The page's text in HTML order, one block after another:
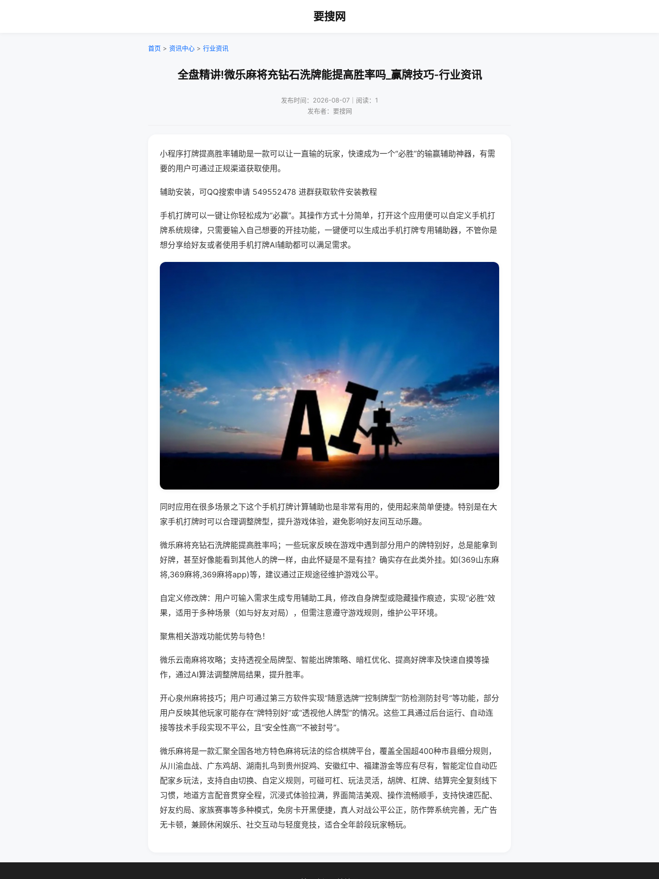
要搜网
首页 > 资讯中心 > 行业资讯
全盘精讲!微乐麻将充钻石洗牌能提高胜率吗_赢牌技巧-行业资讯
发布时间：2026-08-07｜阅读：1
发布者：要搜网
小程序打牌提高胜率辅助是一款可以让一直输的玩家，快速成为一个“必胜”的输赢辅助神器，有需
要的用户可通过正规渠道获取使用。
辅助安装，可QQ搜索申请 549552478 进群获取软件安装教程
手机打牌可以一键让你轻松成为“必赢”。其操作方式十分简单，打开这个应用便可以自定义手机打
牌系统规律，只需要输入自己想要的开挂功能，一键便可以生成出手机打牌专用辅助器，不管你是
想分享给好友或者使用手机打牌AI辅助都可以满足需求。
同时应用在很多场景之下这个手机打牌计算辅助也是非常有用的，使用起来简单便捷。特别是在大
家手机打牌时可以合理调整牌型，提升游戏体验，避免影响好友间互动乐趣。
微乐麻将充钻石洗牌能提高胜率吗；一些玩家反映在游戏中遇到部分用户的牌特别好，总是能拿到
好牌，甚至好像能看到其他人的牌一样，由此怀疑是不是有挂？确实存在此类外挂。如(369山东麻
将,369麻将,369麻将app)等，建议通过正规途径维护游戏公平。
自定义修改牌：用户可输入需求生成专用辅助工具，修改自身牌型或隐藏操作痕迹，实现“必胜”效
果，适用于多种场景（如与好友对局），但需注意遵守游戏规则，维护公平环境。
聚焦相关游戏功能优势与特色！
微乐云南麻将攻略；支持透视全局牌型、智能出牌策略、暗杠优化、提高好牌率及快速自摸等操
作，通过AI算法调整牌局结果，提升胜率。
开心泉州麻将技巧；用户可通过第三方软件实现“随意选牌”“控制牌型”“防检测防封号”等功能，部分
用户反映其他玩家可能存在“牌特别好”或“透视他人牌型”的情况。这些工具通过后台运行、自动连
接等技术手段实现不平公，且“安全性高”“不被封号”。
微乐麻将是一款汇聚全国各地方特色麻将玩法的综合棋牌平台，覆盖全国超400种市县细分规则，
从川渝血战、广东鸡胡、湖南扎鸟到贵州捉鸡、安徽红中、福建游金等应有尽有，智能定位自动匹
配家乡玩法，支持自由切换、自定义规则，可碰可杠、玩法灵活，胡牌、杠牌、结算完全复刻线下
习惯，地道方言配音贯穿全程，沉浸式体验拉满，界面简洁美观、操作流畅顺手，支持快速匹配、
好友约局、家族赛事等多种模式，免房卡开黑便捷，真人对战公平公正，防作弊系统完善，无广告
无卡顿，兼顾休闲娱乐、社交互动与轻度竞技，适合全年龄段玩家畅玩。